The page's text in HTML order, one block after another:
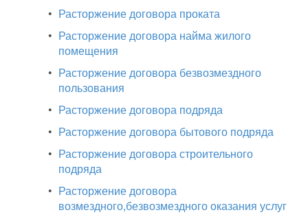
• Расторжение договора проката
• Расторжение договора найма жилого
помещения
• Расторжение договора безвозмездного
пользования
• Расторжение договора подряда
• Расторжение договора бытового подряда
• Расторжение договора строительного
подряда
• Расторжение договора
возмездного,безвозмездного оказания услуг